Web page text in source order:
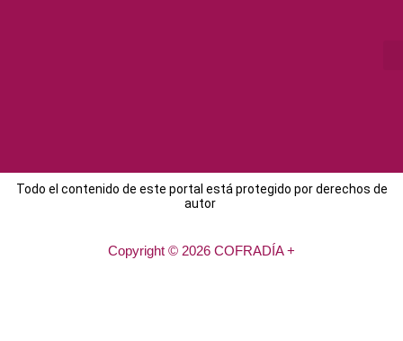
Todo el contenido de este portal está protegido por derechos de
autor
Copyright © 2026 COFRADÍA +